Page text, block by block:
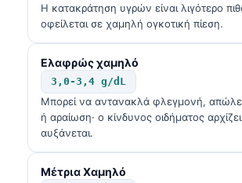
Η κατακράτηση υγρών είναι λιγότερο
οφείλεται σε χαμηλή ογκοτική πίεση.
Ελαφρώς χαμηλό
3,0-3,4 g/dL
Μπορεί να αντανακλά φλεγμονή,
ή αραίωση· ο κίνδυνος οιδήματος
αυξάνεται.
Μέτρια Χαμηλό
Afrikaans
ພາສາລາວ
Basa Jawa
Cebuano
ئۇيغۇرچە
Кыргызча